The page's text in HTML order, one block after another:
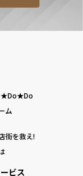
ム
街を救え!
ビス